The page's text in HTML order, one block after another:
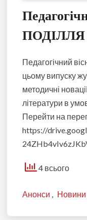
ПОДІЛЛЯ
Педагогічний
цьому випуску
методичні
літератури в
Перейти на
https://
4 всього
Анонси , Новини